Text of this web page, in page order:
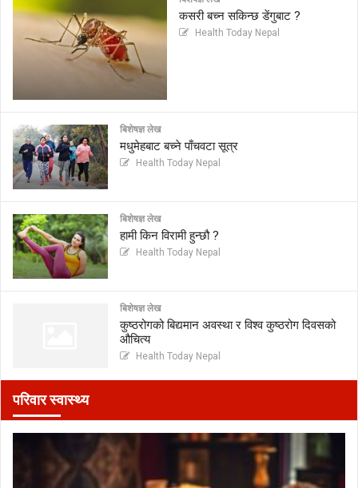
कसरी बच्न सकिन्छ डेंगुबाट ?
Health Today Nepal
बिशेषज्ञ लेख
मधुमेहबाट बच्ने पाँचवटा सूत्र
Health Today Nepal
बिशेषज्ञ लेख
हामी किन विरामी हुन्छौ ?
Health Today Nepal
बिशेषज्ञ लेख
कुष्ठरोगको बिद्यमान अवस्था र विश्व कुष्ठरोग दिवसको
औचित्य
Health Today Nepal
परिवार स्वास्थ्य